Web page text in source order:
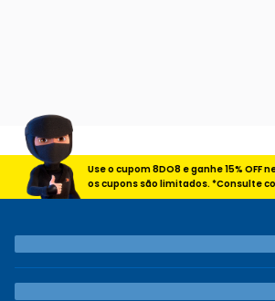
Use o cupom 8DO8 e ganhe 15%
os cupons são limitados. *Consulte